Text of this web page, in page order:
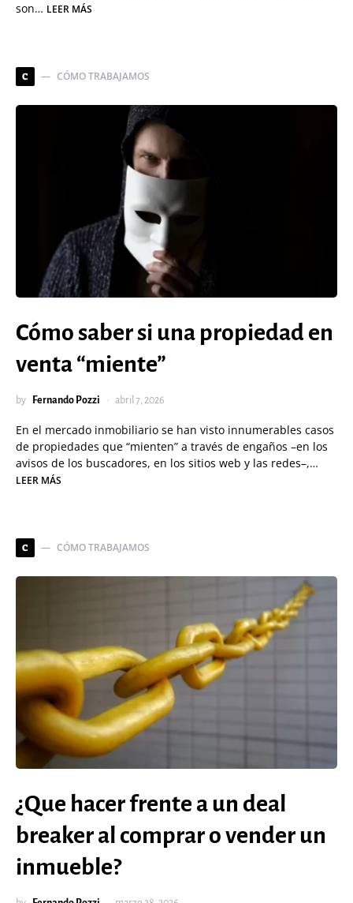
son… LEER MÁS
C CÓMO TRABAJAMOS
Cómo saber si una propiedad en
venta “miente”
by Fernando Pozzi abril 7, 2026
En el mercado inmobiliario se han visto innumerables casos
de propiedades que “mienten” a través de engaños –en los
avisos de los buscadores, en los sitios web y las redes–,…
LEER MÁS
C CÓMO TRABAJAMOS
¿Que hacer frente a un deal
breaker al comprar o vender un
inmueble?